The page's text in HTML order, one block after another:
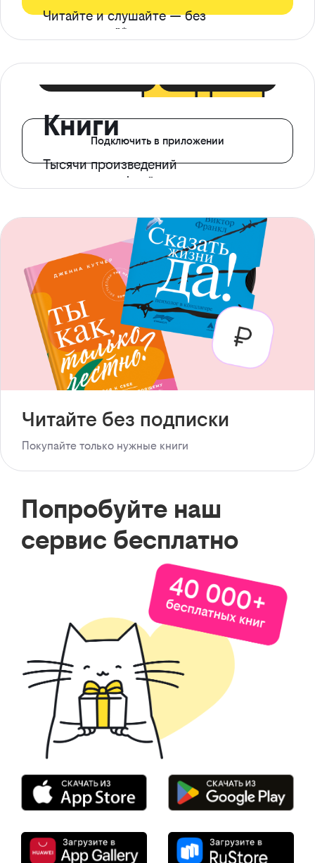
Читайте и слушайте — без
ограничений*
Книги
Тысячи произведений
с доступом офлайн
Подключить в приложении
Читайте без подписки
Покупайте только нужные книги
Попробуйте наш
сервис бесплатно